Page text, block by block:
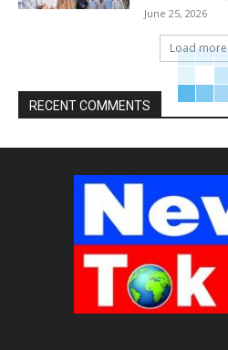
June 25, 2026
Load more
RECENT COMMENTS